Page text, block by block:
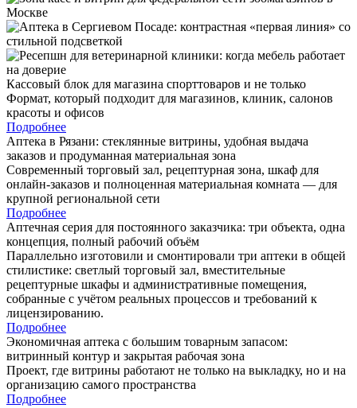
Кассовый блок для магазина спорттоваров и не только
Формат, который подходит для магазинов, клиник, салонов
красоты и офисов
Подробнее
Аптека в Рязани: стеклянные витрины, удобная выдача
заказов и продуманная материальная зона
Современный торговый зал, рецептурная зона, шкаф для
онлайн-заказов и полноценная материальная комната — для
крупной региональной сети
Подробнее
Аптечная серия для постоянного заказчика: три объекта, одна
концепция, полный рабочий объём
Параллельно изготовили и смонтировали три аптеки в общей
стилистике: светлый торговый зал, вместительные
рецептурные шкафы и административные помещения,
собранные с учётом реальных процессов и требований к
лицензированию.
Подробнее
Экономичная аптека с большим товарным запасом:
витринный контур и закрытая рабочая зона
Проект, где витрины работают не только на выкладку, но и на
организацию самого пространства
Подробнее